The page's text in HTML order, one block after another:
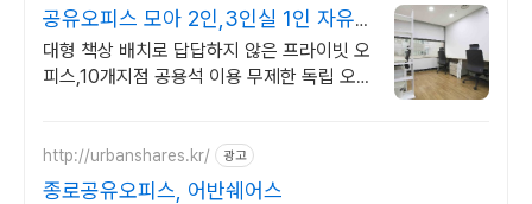
공유오피스 모아 2인,3인실 1인 자유
석 월25만원
대형 책상 배치로 답답하지 않은 프라이빗 오
피스,10개지점 공용석 이용 무제한 독립 오
http://urbanshares.kr/ 광고
종로공유오피스, 어반쉐어스